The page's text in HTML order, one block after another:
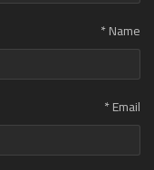
Name
*
Email
*